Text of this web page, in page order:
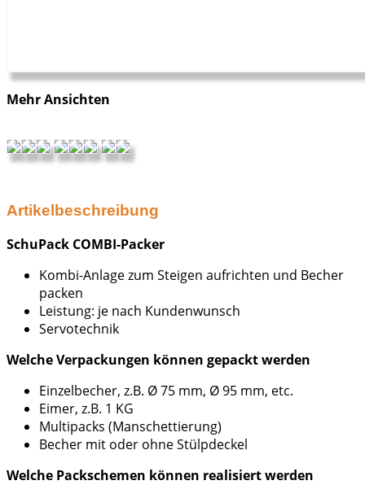
Mehr Ansichten
Artikelbeschreibung
SchuPack COMBI-Packer
Kombi-Anlage zum Steigen aufrichten und Becher
packen
Leistung: je nach Kundenwunsch
Servotechnik
Welche Verpackungen können gepackt werden
Einzelbecher, z.B. Ø 75 mm, Ø 95 mm, etc.
Eimer, z.B. 1 KG
Multipacks (Manschettierung)
Becher mit oder ohne Stülpdeckel
Welche Packschemen können realisiert werden